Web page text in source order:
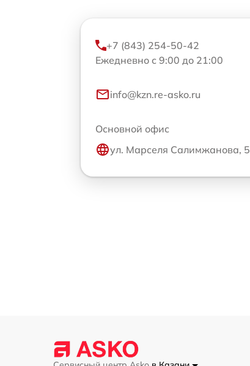
+7 (843) 254-50-42
Ежедневно с 9:00 до 21:00
info@kzn.re-asko.ru
Основной офис
ул. Марселя Салимжанова, 5